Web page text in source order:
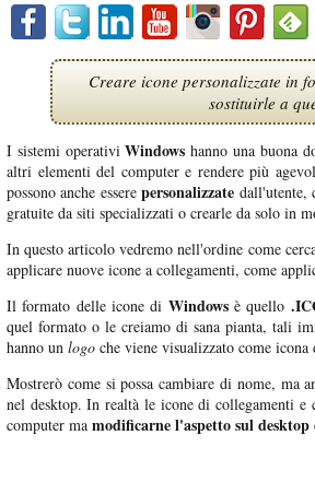
Creare icone personalizzate in
sostituirle a
I sistemi operativiWindowshanno una buona
altri elementi del computer e rendere più
possono anche esserepersonalizzate dall'utente,
gratuite da siti specializzati o crearle da solo in
In questo articolo vedremo nell'ordine come
applicare nuove icone a collegamenti, come
Il formato delle icone di Windowsè quello
quel formato o le creiamo di sana pianta, tali
hanno un logo che viene visualizzato come
Mostrerò come si possa cambiare di nome, ma
nel desktop. In realtà le icone di collegamenti e
computer ma modificarne l'aspetto sul desktop